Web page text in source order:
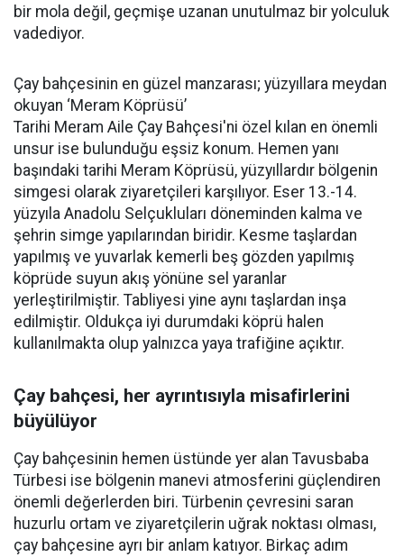
bir mola değil, geçmişe uzanan unutulmaz bir yolculuk
vadediyor.
Çay bahçesinin en güzel manzarası; yüzyıllara meydan
okuyan ‘Meram Köprüsü’
Tarihi Meram Aile Çay Bahçesi'ni özel kılan en önemli
unsur ise bulunduğu eşsiz konum. Hemen yanı
başındaki tarihi Meram Köprüsü, yüzyıllardır bölgenin
simgesi olarak ziyaretçileri karşılıyor. Eser 13.-14.
yüzyıla Anadolu Selçukluları döneminden kalma ve
şehrin simge yapılarından biridir. Kesme taşlardan
yapılmış ve yuvarlak kemerli beş gözden yapılmış
köprüde suyun akış yönüne sel yaranlar
yerleştirilmiştir. Tabliyesi yine aynı taşlardan inşa
edilmiştir. Oldukça iyi durumdaki köprü halen
kullanılmakta olup yalnızca yaya trafiğine açıktır.
Çay bahçesi, her ayrıntısıyla misafirlerini
büyülüyor
Çay bahçesinin hemen üstünde yer alan Tavusbaba
Türbesi ise bölgenin manevi atmosferini güçlendiren
önemli değerlerden biri. Türbenin çevresini saran
huzurlu ortam ve ziyaretçilerin uğrak noktası olması,
çay bahçesine ayrı bir anlam katıyor. Birkaç adım